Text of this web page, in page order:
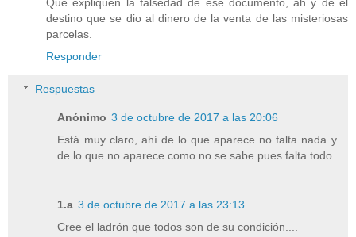
destino que se dio al dinero de la venta de las misteriosas
parcelas.
Responder
Respuestas
Anónimo 3 de octubre de 2017 a las 20:06
Está muy claro, ahí de lo que aparece no falta nada y
de lo que no aparece como no se sabe pues falta todo.
1.a 3 de octubre de 2017 a las 23:13
Cree el ladrón que todos son de su condición....